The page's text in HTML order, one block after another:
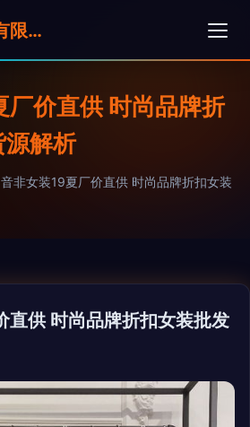
北京辣星朵商贸有限公司
厂价直供 时尚品牌折
解析
音非女装19夏厂价直供 时尚品牌折扣女装
直供 时尚品牌折扣女装批发